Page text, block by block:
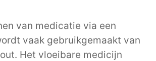
van medicatie via een
vaak gebruikgemaakt van
Het vloeibare medicijn